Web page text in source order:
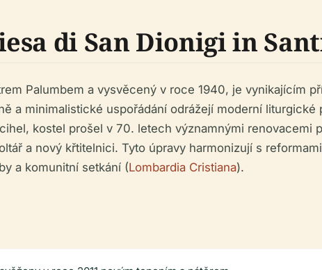
di San Dionigi in
Palumbem a vysvěcený v roce 1940, je vynikajícím
a minimalistické uspořádání odrážejí moderní
kostel prošel v 70. letech významnými renovacemi
a nový křtitelnici. Tyto úpravy harmonizují s
a komunitní setkání (Lombardia Cristiana).